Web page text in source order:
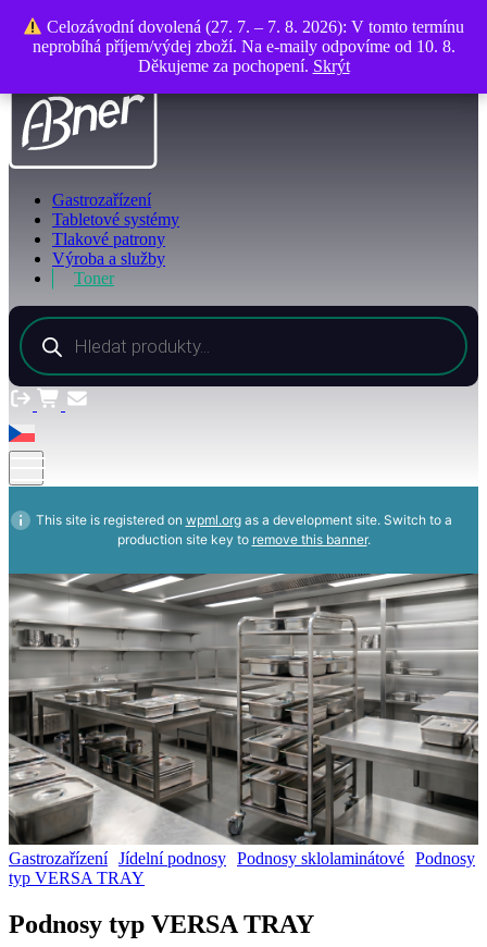
O společnosti
Kontakty
Gastrozařízení
Tabletové systémy
Tlakové patrony
Výroba a služby
Toner
Products
search
Celozávodní dovolená (27. 7. – 7. 8. 2026): V tomto termínu
neprobíhá příjem/výdej zboží. Na e-maily odpovíme od 10. 8.
Děkujeme za pochopení. Skrýt
This site is registered on wpml.orgas a development site. Switch to a
production site key to remove this banner.
Gastrozařízení Jídelní podnosy Podnosy sklolaminátové Podnosy
typ VERSA TRAY
Podnosy typ VERSA TRAY
Celozávodní dovolená (27. 7. – 7. 8. 2026): V tomto termínu
neprobíhá příjem/výdej zboží. Na e-maily odpovíme od 10. 8.
Děkujeme za pochopení. Skrýt